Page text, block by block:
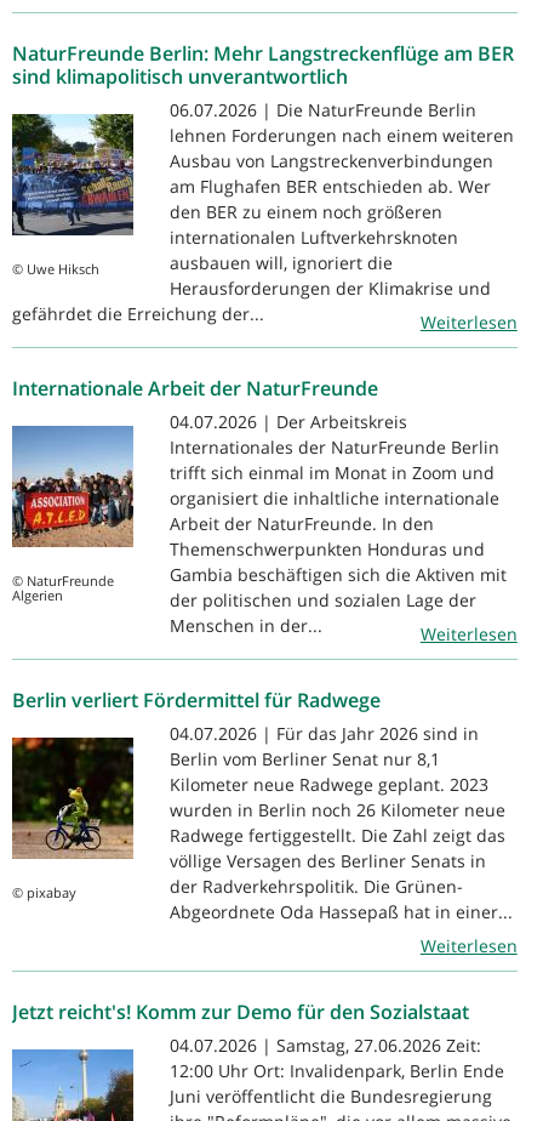
NaturFreunde Berlin: Mehr Langstreckenflüge am BER
sind klimapolitisch unverantwortlich
© Uwe Hiksch
06.07.2026 | Die NaturFreunde Berlin
lehnen Forderungen nach einem weiteren
Ausbau von Langstreckenverbindungen
am Flughafen BER entschieden ab. Wer
den BER zu einem noch größeren
internationalen Luftverkehrsknoten
ausbauen will, ignoriert die
Herausforderungen der Klimakrise und
gefährdet die Erreichung der...
Weiterlesen
Internationale Arbeit der NaturFreunde
© NaturFreunde
Algerien
04.07.2026 | Der Arbeitskreis
Internationales der NaturFreunde Berlin
trifft sich einmal im Monat in Zoom und
organisiert die inhaltliche internationale
Arbeit der NaturFreunde. In den
Themenschwerpunkten Honduras und
Gambia beschäftigen sich die Aktiven mit
der politischen und sozialen Lage der
Menschen in der...
Weiterlesen
Berlin verliert Fördermittel für Radwege
© pixabay
04.07.2026 | Für das Jahr 2026 sind in
Berlin vom Berliner Senat nur 8,1
Kilometer neue Radwege geplant. 2023
wurden in Berlin noch 26 Kilometer neue
Radwege fertiggestellt. Die Zahl zeigt das
völlige Versagen des Berliner Senats in
der Radverkehrspolitik. Die Grünen-
Abgeordnete Oda Hassepaß hat in einer...
Weiterlesen
Jetzt reicht's! Komm zur Demo für den Sozialstaat
04.07.2026 | Samstag, 27.06.2026 Zeit:
12:00 Uhr Ort: Invalidenpark, Berlin Ende
Juni veröffentlicht die Bundesregierung